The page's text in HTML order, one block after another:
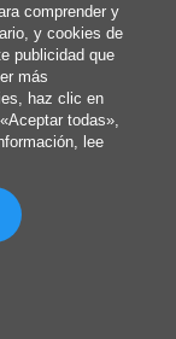
comprender y
y cookies de
publicidad que
más
haz clic en
todas»,
lee